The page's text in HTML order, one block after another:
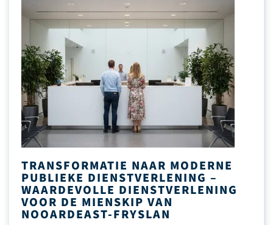
TRANSFORMATIE NAAR MODERNE
PUBLIEKE DIENSTVERLENING –
WAARDEVOLLE DIENSTVERLENING
VOOR DE MIENSKIP VAN
NOOARDEAST-FRYSLAN